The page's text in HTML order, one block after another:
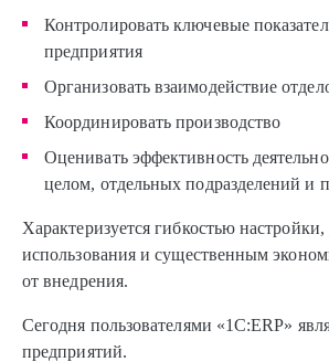
Контролировать ключевые
предприятия
Организовать взаимодействие
Координировать производство
Оценивать эффективность
целом, отдельных подразделений и
Характеризуется гибкостью
использования и существенным
от внедрения.
Сегодня пользователями «1С:ERP»
предприятий.